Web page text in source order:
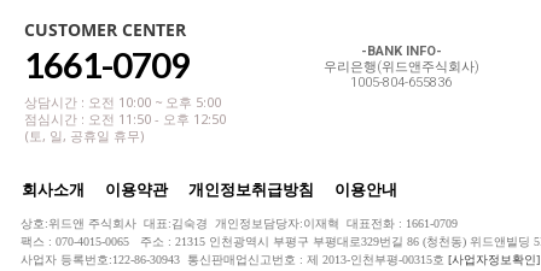
CUSTOMER CENTER
1661-0709
상담시간 : 오전 10:00 ~ 오후 5:00
점심시간 : 오전 11:50 - 오후 12:50
(토, 일, 공휴일 휴무)
-BANK INFO-
우리은행(위드앤주식회사)
1005-804-655836
회사소개 이용약관 개인정보취급방침 이용안내
상호:위드앤 주식회사 대표:김숙경 개인정보담당자:이재혁 대표전화 : 1661-0709
팩스 : 070-4015-0065 주소 : 21315 인천광역시 부평구 부평대로329번길 86 (청천동) 위드앤빌딩
사업자 등록번호:122-86-30943 통신판매업신고번호 : 제 2013-인천부평-00315호 [사업자정보확인]